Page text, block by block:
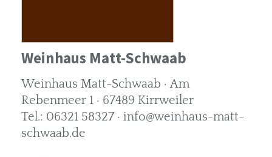
Weinhaus Matt-Schwaab
Weinhaus Matt-Schwaab · Am
Rebenmeer 1 · 67489 Kirrweiler
Tel.: 06321 58327 · info@weinhaus-matt-
schwaab.de